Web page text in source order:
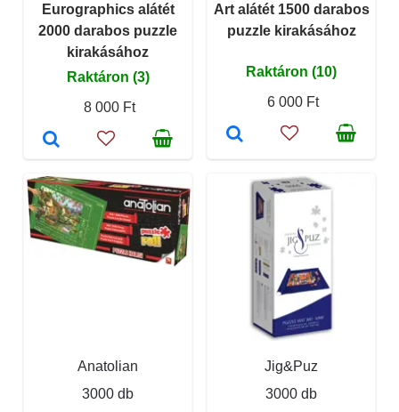
Eurographics alátét
2000 darabos puzzle
kirakásához
Raktáron (3)
8 000 Ft
Art alátét 1500 darabos
puzzle kirakásához
Raktáron (10)
6 000 Ft
Anatolian
3000 db
Jig&Puz
3000 db